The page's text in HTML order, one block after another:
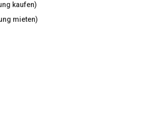
kaufen)
mieten)